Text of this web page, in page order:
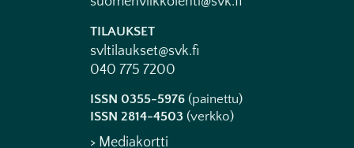
TILAUKSET
svltilaukset@svk.fi
040 775 7200
ISSN 0355-5976 (painettu)
ISSN 2814-4503 (verkko)
> Mediakortti